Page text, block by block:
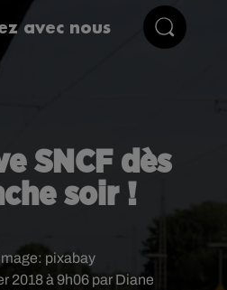
avec nous
SNCF dès
soir !
2018 à 9h06 par Diane
pixabay